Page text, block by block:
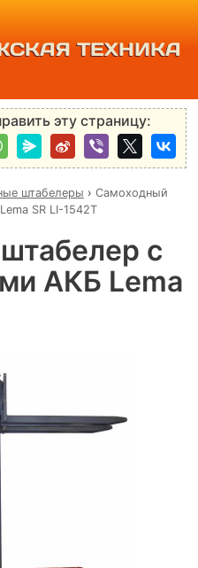
ТЕХНИКА
эту страницу:
штабелеры › Самоходный
SR LI-1542Т
с
АКБ Lema